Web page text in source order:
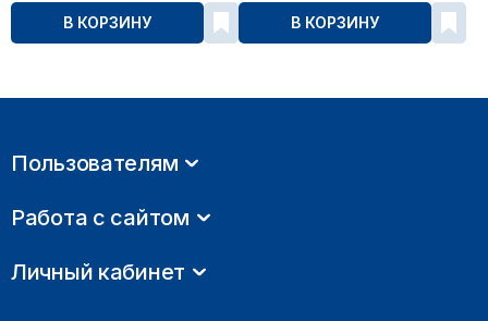
В КОРЗИНУ В КОРЗИНУ
Пользователям
Работа с сайтом
Личный кабинет